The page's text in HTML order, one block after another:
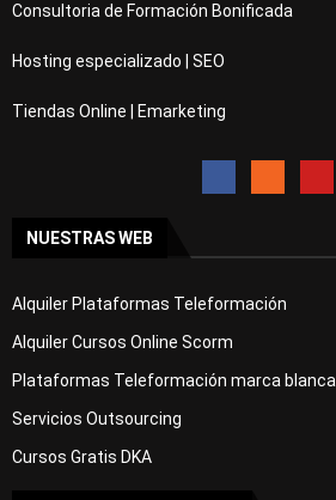
Consultoria de Formación Bonificada
Hosting especializado | SEO
Tiendas Online | Emarketing
NUESTRAS WEB
Alquiler Plataformas Teleformación
Alquiler Cursos Online Scorm
Plataformas Teleformación marca blanca
Servicios Outsourcing
Cursos Gratis DKA